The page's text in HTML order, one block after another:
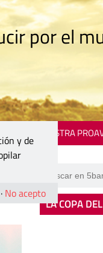
por el
MOSTRA
LA COPA
y de
No acepto